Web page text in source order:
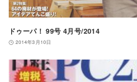
ドゥーパ！ 99号 4月号/2014
2014年3月10日